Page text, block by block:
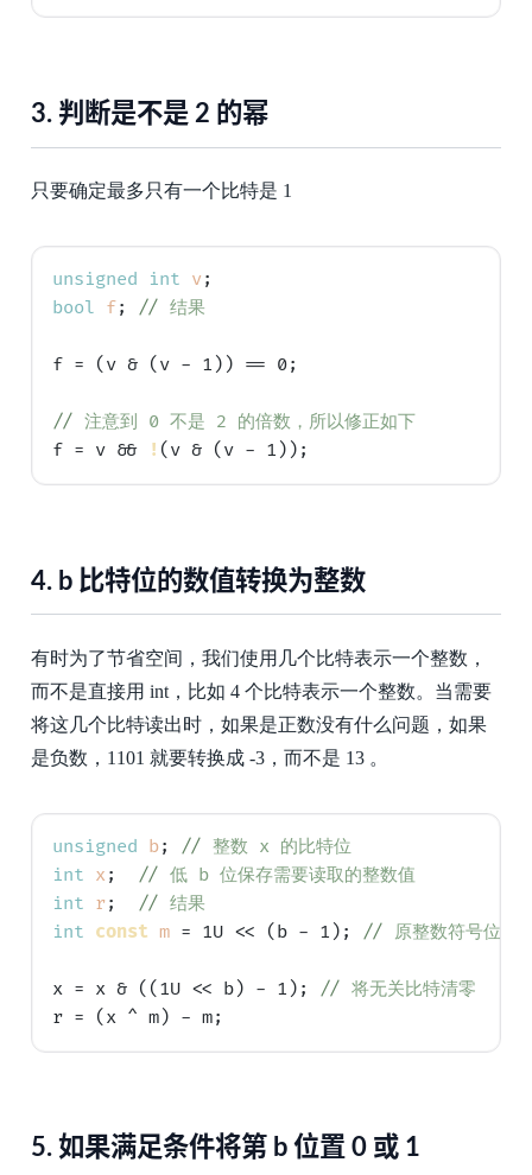
3.判断是不是 2 的幂
只要确定最多只有一个比特是 1
unsigned int v
bool f; // 结果
f = (v & (v - 1)) == 0;
// 注意到 0 不是 2 的倍数，所以修正如下
f = v &&
!
4.b 比特位的数值转换为整数
有时为了节省空间，我们使用几个比特表示一个整数，
而不是直接用 int，比如 4 个比特表示一个整数。当需要
将这几个比特读出时，如果是正数没有什么问题，如果
是负数，1101 就要转换成 -3，而不是 13 。
unsigned b; // 整数 x 的比特位
int x ; // 低 b 位保存需要读取的整数值
int r; // 结果
int const m = 1U << (b - 1); // 原整数符号位
x = x & ((1U << b) - 1); // 将无关比特清零
5.如果满足条件将第 b 位置 0 或 1